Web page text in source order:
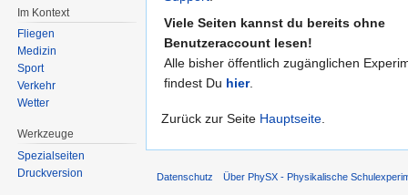
Viele Seiten kannst du bereits ohne
Benutzeraccount lesen!
Alle bisher öffentlich zugänglichen
findest Du hier.
Zurück zur Seite Hauptseite
Im Kontext
Fliegen
Medizin
Sport
Verkehr
Wetter
Werkzeuge
Spezialseiten
Druckversion
Datenschutz Über PhySX - Physikalische